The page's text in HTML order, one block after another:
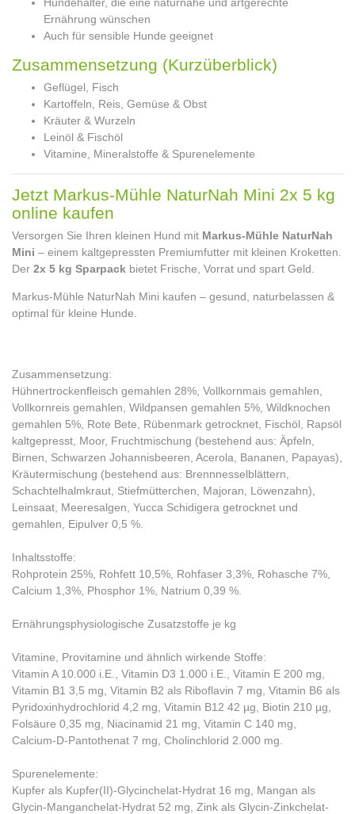
Ernährung wünschen
Auch für sensible Hunde geeignet
Zusammensetzung (Kurzüberblick)
Geflügel, Fisch
Kartoffeln, Reis, Gemüse & Obst
Kräuter & Wurzeln
Leinöl & Fischöl
Vitamine, Mineralstoffe & Spurenelemente
Jetzt Markus-Mühle NaturNah Mini 2x 5 kg
online kaufen
Versorgen Sie Ihren kleinen Hund mit Markus-Mühle NaturNah
Mini – einem kaltgepressten Premiumfutter mit kleinen Kroketten.
Der 2x 5 kg Sparpack bietet Frische, Vorrat und spart Geld.
Markus-Mühle NaturNah Mini kaufen – gesund, naturbelassen &
optimal für kleine Hunde.
Zusammensetzung:
Hühnertrockenfleisch gemahlen 28%, Vollkornmais gemahlen,
Vollkornreis gemahlen, Wildpansen gemahlen 5%, Wildknochen
gemahlen 5%, Rote Bete, Rübenmark getrocknet, Fischöl, Rapsöl
kaltgepresst, Moor, Fruchtmischung (bestehend aus: Äpfeln,
Birnen, Schwarzen Johannisbeeren, Acerola, Bananen, Papayas),
Kräutermischung (bestehend aus: Brennnesselblättern,
Schachtelhalmkraut, Stiefmütterchen, Majoran, Löwenzahn),
Leinsaat, Meeresalgen, Yucca Schidigera getrocknet und
gemahlen, Eipulver 0,5 %.
Inhaltsstoffe:
Rohprotein 25%, Rohfett 10,5%, Rohfaser 3,3%, Rohasche 7%,
Calcium 1,3%, Phosphor 1%, Natrium 0,39 %.
Ernährungsphysiologische Zusatzstoffe je kg
Vitamine, Provitamine und ähnlich wirkende Stoffe:
Vitamin A 10.000 i.E., Vitamin D3 1.000 i.E., Vitamin E 200 mg,
Vitamin B1 3,5 mg, Vitamin B2 als Riboflavin 7 mg, Vitamin B6 als
Pyridoxinhydrochlorid 4,2 mg, Vitamin B12 42 µg, Biotin 210 µg,
Folsäure 0,35 mg, Niacinamid 21 mg, Vitamin C 140 mg,
Calcium-D-Pantothenat 7 mg, Cholinchlorid 2.000 mg.
Spurenelemente:
Kupfer als Kupfer(II)-Glycinchelat-Hydrat 16 mg, Mangan als
Glycin-Manganchelat-Hydrat 52 mg, Zink als Glycin-Zinkchelat-